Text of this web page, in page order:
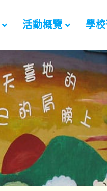
活動概覽 學